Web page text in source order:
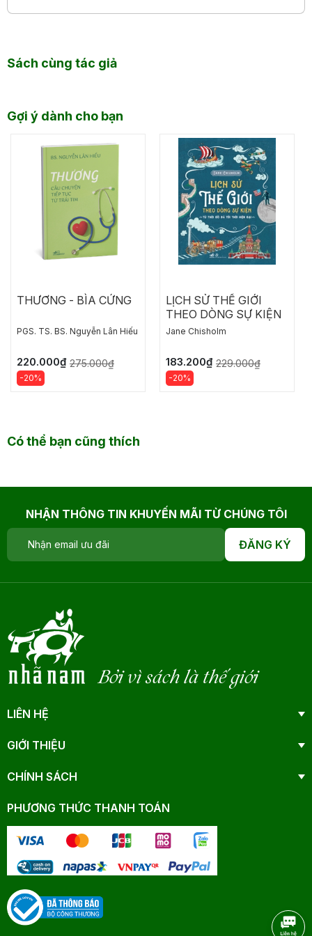
Sách cùng tác giả
Gợi ý dành cho bạn
THƯƠNG - BÌA CỨNG
PGS. TS. BS. Nguyễn Lân Hiếu
220.000₫ 275.000₫
-20%
LỊCH SỬ THẾ GIỚI
THEO DÒNG SỰ KIỆN
Jane Chisholm
183.200₫ 229.000₫
-20%
Có thể bạn cũng thích
NHẬN THÔNG TIN KHUYẾN MÃI TỪ CHÚNG TÔI
ĐĂNG KÝ
Bởi vì sách là thế giới
LIÊN HỆ
GIỚI THIỆU
CHÍNH SÁCH
PHƯƠNG THỨC THANH TOÁN